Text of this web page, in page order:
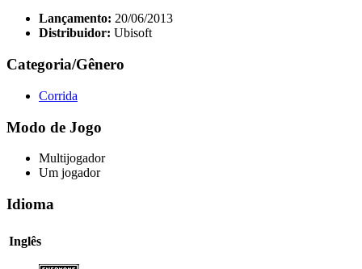
Lançamento: 20/06/2013
Distribuidor: Ubisoft
Categoria/Gênero
Corrida
Modo de Jogo
Multijogador
Um jogador
Idioma
Inglês